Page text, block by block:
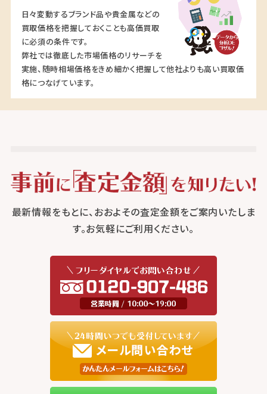
日々変動するブランド品や貴金属などの
買取価格を把握しておくことも高価買取
に必須の条件です。
弊社では徹底した市場価格のリサーチを
実施、随時相場価格をきめ細かく把握して他社よりも高い買取価
格につなげています。
最新情報をもとに、おおよその査定金額をご案内いたしま
す。お気軽にご利用ください。